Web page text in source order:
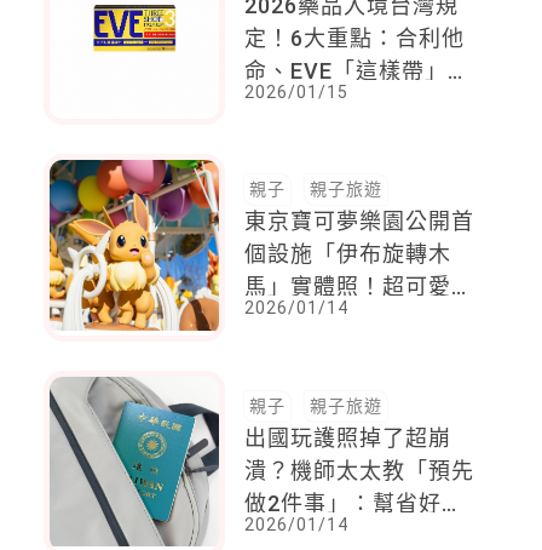
定！6大重點：合利他
命、EVE「這樣帶」恐
違法
2026/01/15
親子 親子旅遊
東京寶可夢樂園公開首
個設施「伊布旋轉木
馬」實體照！超可愛！
門票資訊看報你知
2026/01/14
親子 親子旅遊
出國玩護照掉了超崩
潰？機師太太教「預先
做2件事」：幫省好幾
小時
2026/01/14